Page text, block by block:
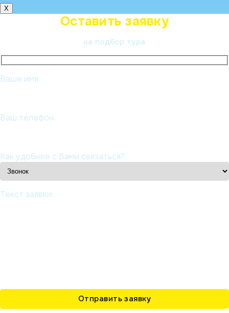
X
Оставить заявку
на подбор тура
Ваше имя:
Ваш телефон:
Как удобнее с Вами связаться?
Текст заявки: